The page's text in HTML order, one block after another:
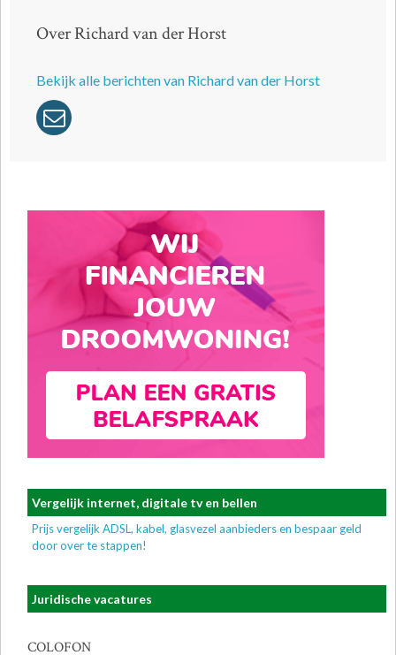
Over Richard van der Horst
Bekijk alle berichten van Richard van der Horst
Vergelijk internet, digitale tv en bellen
Prijs vergelijk ADSL, kabel, glasvezel aanbieders en bespaar geld
door over te stappen!
Juridische vacatures
COLOFON